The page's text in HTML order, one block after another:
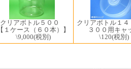
クリアボトル５００
【１ケース（６０本）】
\9,000(税別)
クリアボトル１
３００用キャ
\120(税別)